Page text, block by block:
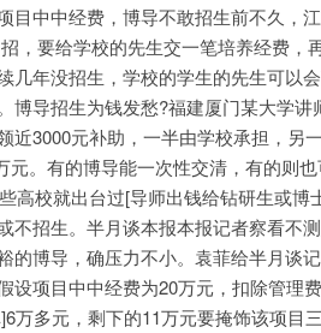
目中中经费，博导不敢招生前不久，
，要给学校的先生交一笔培养经费，
几年没招生，学校的学生的先生可以
博导招生为钱发愁?福建厦门某大学
近3000元补助，一半由学校承担，另
元。有的博导能一次性交清，有的则
高校就出台过[导师出钱给钻研生或
不招生。半月谈本报本报记者察看不
的博导，确压力不小。袁菲给半月谈
设项目中中经费为20万元，扣除管理
万多元，剩下的11万元要掩饰该项目